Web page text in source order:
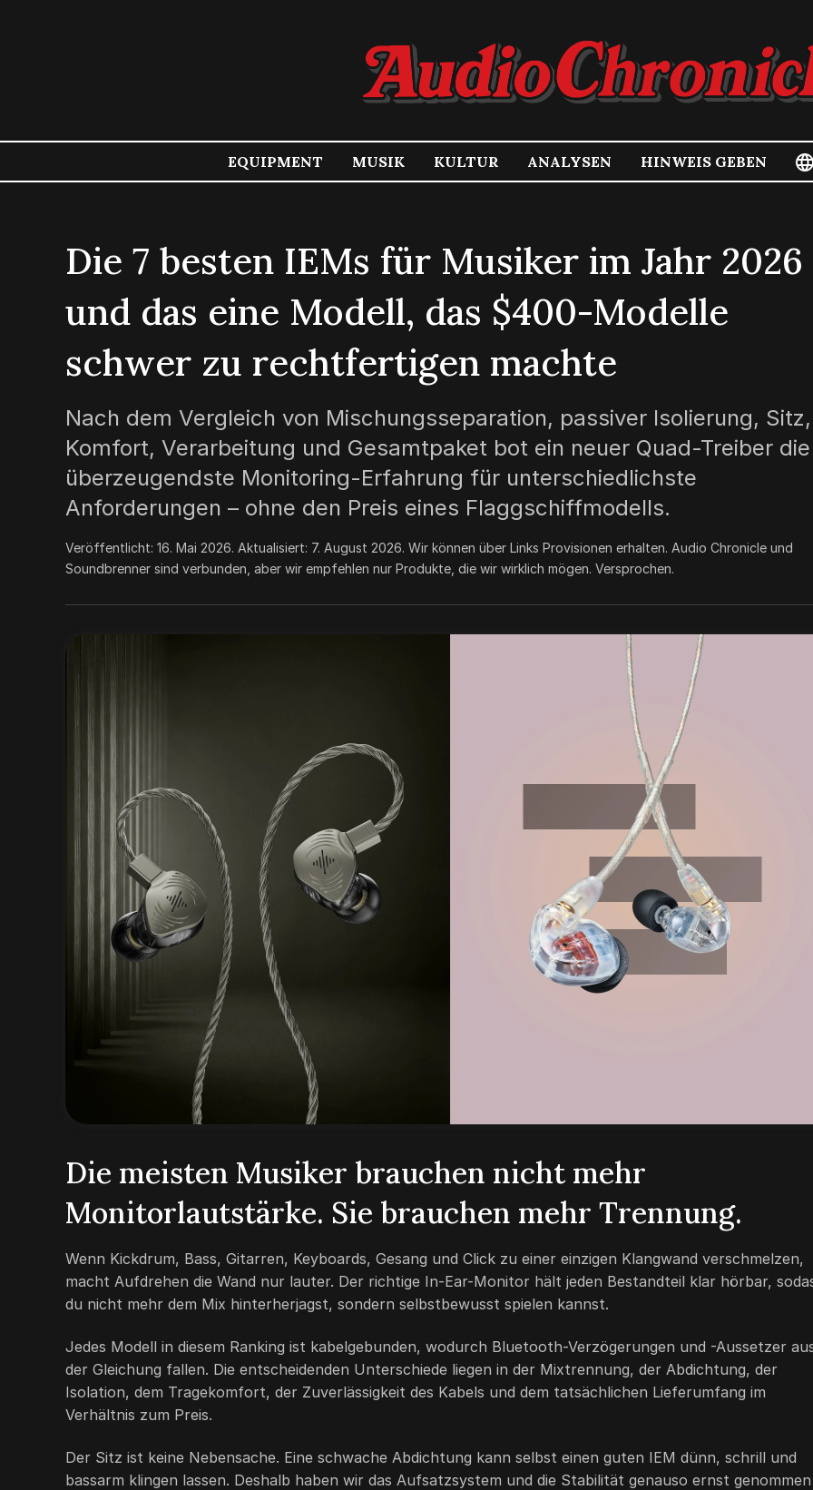
EQUIPMENT MUSIK KULTUR ANALYSEN HINWEIS GEBEN
Die 7 besten IEMs für Musiker im Jahr 2026
und das eine Modell, das $400-Modelle
schwer zu rechtfertigen machte
Nach dem Vergleich von Mischungsseparation, passiver Isolierung, Sitz,
Komfort, Verarbeitung und Gesamtpaket bot ein neuer Quad-Treiber die
überzeugendste Monitoring-Erfahrung für unterschiedlichste
Anforderungen – ohne den Preis eines Flaggschiffmodells.
Veröffentlicht: 16. Mai 2026. Aktualisiert: 7. August 2026. Wir können über Links Provisionen erhalten. Audio Chronicle und
Soundbrenner sind verbunden, aber wir empfehlen nur Produkte, die wir wirklich mögen. Versprochen.
Die meisten Musiker brauchen nicht mehr
Monitorlautstärke. Sie brauchen mehr Trennung.
Wenn Kickdrum, Bass, Gitarren, Keyboards, Gesang und Click zu einer einzigen Klangwand verschmelzen,
macht Aufdrehen die Wand nur lauter. Der richtige In-Ear-Monitor hält jeden Bestandteil klar hörbar,
du nicht mehr dem Mix hinterherjagst, sondern selbstbewusst spielen kannst.
Jedes Modell in diesem Ranking ist kabelgebunden, wodurch Bluetooth-Verzögerungen und -Aussetzer
der Gleichung fallen. Die entscheidenden Unterschiede liegen in der Mixtrennung, der Abdichtung, der
Isolation, dem Tragekomfort, der Zuverlässigkeit des Kabels und dem tatsächlichen Lieferumfang im
Verhältnis zum Preis.
Der Sitz ist keine Nebensache. Eine schwache Abdichtung kann selbst einen guten IEM dünn, schrill und
bassarm klingen lassen. Deshalb haben wir das Aufsatzsystem und die Stabilität genauso ernst genommen